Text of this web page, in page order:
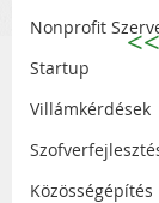
Nonprofit
Startup
Villámkérdések
Közösségépítés
<<